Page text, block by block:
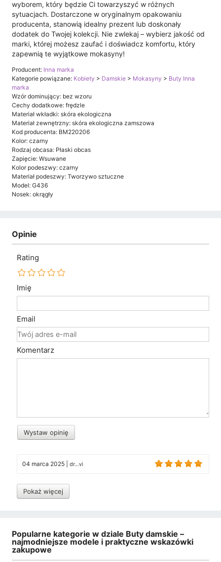
wyborem, który będzie Ci towarzyszyć w różnych
sytuacjach. Dostarczone w oryginalnym opakowaniu
producenta, stanowią idealny prezent lub doskonały
dodatek do Twojej kolekcji. Nie zwlekaj – wybierz jakość od
marki, której możesz zaufać i doświadcz komfortu, który
zapewnią te wyjątkowe mokasyny!
Producent: Inna marka
Kategorie powiązane: Kobiety > Damskie > Mokasyny > Buty Inna
marka
Wzór dominujący: bez wzoru
Cechy dodatkowe: frędzle
Materiał wkładki: skóra ekologiczna
Materiał zewnętrzny: skóra ekologiczna zamszowa
Kod producenta: BM220206
Kolor: czarny
Rodzaj obcasa: Płaski obcas
Zapięcie: Wsuwane
Kolor podeszwy: czarny
Materiał podeszwy: Tworzywo sztuczne
Model: G436
Nosek: okrągły
Opinie
Rating
Imię
Email
Komentarz
Wystaw opinię
04 marca 2025 dr...vi
Pokaż więcej
Popularne kategorie w dziale Buty damskie –
najmodniejsze modele i praktyczne wskazówki
zakupowe